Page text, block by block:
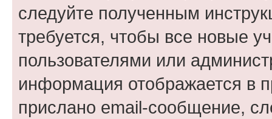
следуйте полученным
требуется, чтобы все новые
пользователями или
информация отображается в
прислано email-сообщение,